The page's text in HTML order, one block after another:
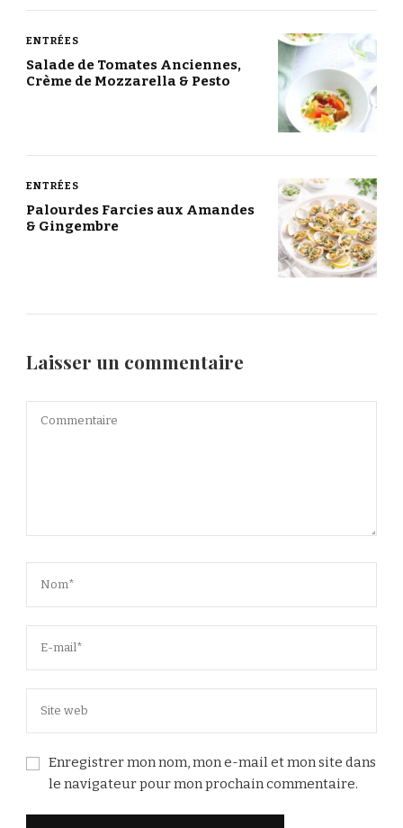
ENTRÉES
Salade de Tomates Anciennes,
Crème de Mozzarella & Pesto
ENTRÉES
Palourdes Farcies aux Amandes
& Gingembre
Laisser un commentaire
Enregistrer mon nom, mon e-mail et mon site dans
le navigateur pour mon prochain commentaire.